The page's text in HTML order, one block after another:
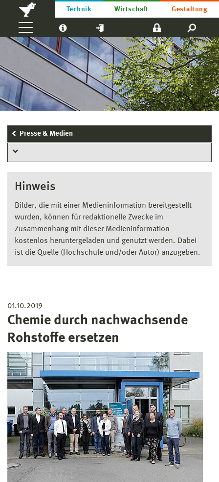
Technik Wirtschaft Gestaltung
Presse & Medien
Hinweis
Bilder, die mit einer Medieninformation bereitgestellt
wurden, können für redaktionelle Zwecke im
Zusammenhang mit dieser Medieninformation
kostenlos heruntergeladen und genutzt werden. Dabei
ist die Quelle (Hochschule und/oder Autor) anzugeben.
01.10.2019
Chemie durch nachwachsende
Rohstoffe ersetzen